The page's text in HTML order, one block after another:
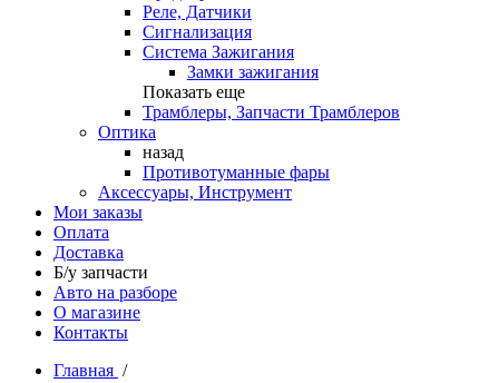
Реле, Датчики
Сигнализация
Система Зажигания
Замки зажигания
Показать еще
Трамблеры, Запчасти Трамблеров
Оптика
назад
Противотуманные фары
Аксессуары, Инструмент
Мои заказы
Оплата
Доставка
Б/у запчасти
Авто на разборе
О магазине
Контакты
Главная /